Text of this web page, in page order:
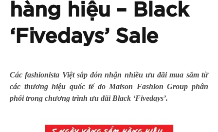
hàng hiệu – Black
‘Fivedays’ Sale
Các fashionista Việt sắp đón nhận nhiều ưu đãi mua sắm từ
các thương hiệu quốc tế do Maison Fashion Group phân
phối trong chương trình ưu đãi Black ‘Fivedays’.